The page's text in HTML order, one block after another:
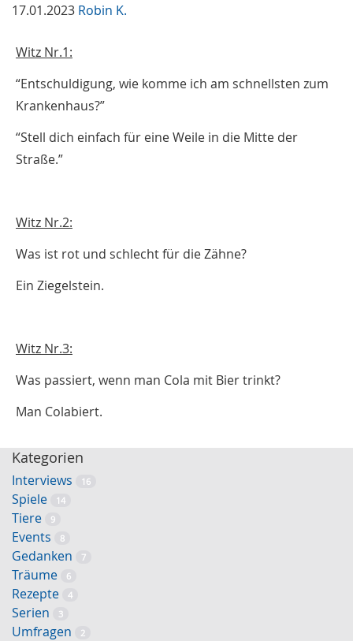
17.01.2023 Robin K.
Witz Nr.1:
“Entschuldigung, wie komme ich am schnellsten zum
Krankenhaus?”
“Stell dich einfach für eine Weile in die Mitte der
Straße.”
Witz Nr.2:
Was ist rot und schlecht für die Zähne?
Ein Ziegelstein.
Witz Nr.3:
Was passiert, wenn man Cola mit Bier trinkt?
Man Colabiert.
Kategorien
Interviews 16
Spiele 14
Tiere 9
Events 8
Gedanken 7
Träume 6
Rezepte 4
Serien 3
Umfragen 2